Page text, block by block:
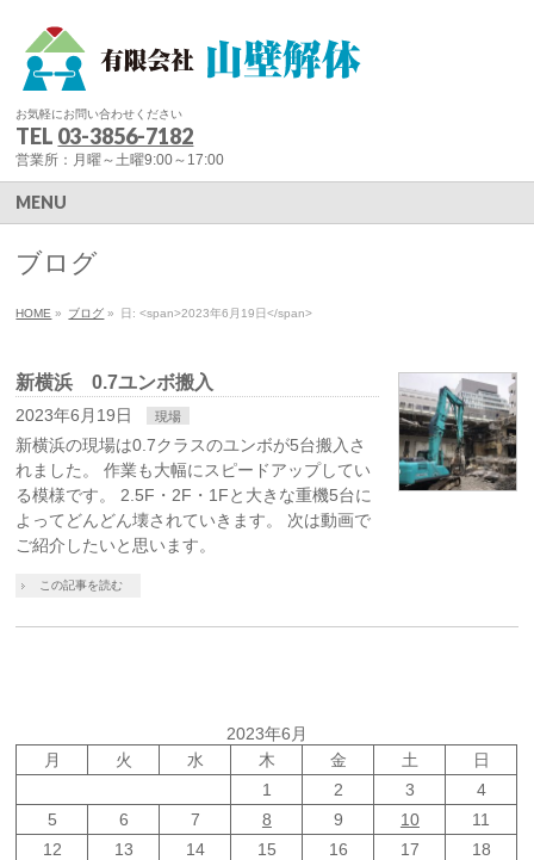
お気軽にお問い合わせください
TEL 03-3856-7182
営業所：月曜～土曜9:00～17:00
MENU
ブログ
HOME » ブログ » 日: <span>2023年6月19日</span>
新横浜 0.7ユンボ搬入
2023年6月19日 現場
新横浜の現場は0.7クラスのユンボが5台搬入さ
れました。 作業も大幅にスピードアップしてい
る模様です。 2.5F・2F・1Fと大きな重機5台に
よってどんどん壊されていきます。 次は動画で
ご紹介したいと思います。
この記事を読む
2023年6月
月
火 水 木 金 土
日
1
2 3
4
5
6 7 8 9 10
11
12
13 14 15 16 17
18